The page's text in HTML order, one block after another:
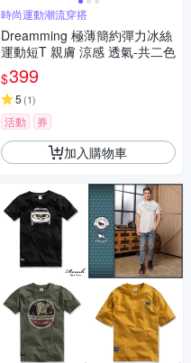
時尚運動潮流穿搭
Dreamming 極薄簡約彈力冰絲
運動短T 親膚 涼感 透氣-共二色
$399
5 (1)
活動 券
加入購物車